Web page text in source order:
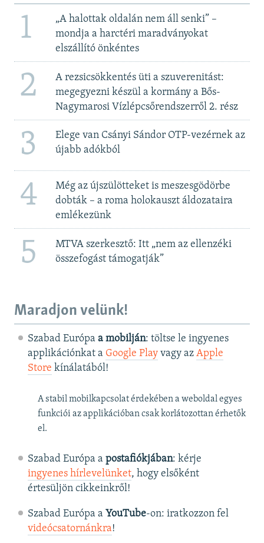
1
„A halottak oldalán nem áll senki” –
mondja a harctéri maradványokat
elszállító önkéntes
2
A rezsicsökkentés üti a szuverenitást:
megegyezni készül a kormány a Bős-
Nagymarosi Vízlépcsőrendszerről 2. rész
3
Elege van Csányi Sándor OTP-vezérnek az
újabb adókból
4
Még az újszülötteket is meszesgödörbe
dobták – a roma holokauszt áldozataira
emlékezünk
5
MTVA szerkesztő: Itt „nem az ellenzéki
összefogást támogatják”
Maradjon velünk!
Szabad Európa a mobilján: töltse le ingyenes
applikációnkat a Google Playvagy az Apple
Store kínálatából!
A stabil mobilkapcsolat érdekében a weboldal egyes
funkciói az applikációban csak korlátozottan érhetők
el.
Szabad Európa a postafiókjában: kérje
ingyenes hírlevelünket, hogy elsőként
értesüljön cikkeinkről!
Szabad Európa a YouTube-on: iratkozzon fel
videócsatornánkra!